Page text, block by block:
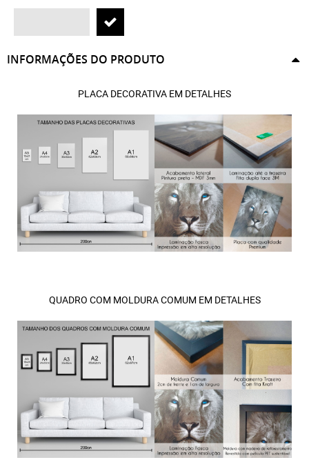
INFORMAÇÕES DO PRODUTO
PLACA DECORATIVA EM DETALHES
QUADRO COM MOLDURA COMUM EM DETALHES